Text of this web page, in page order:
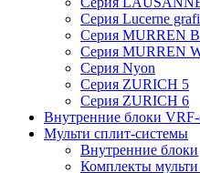
Серия Lucerne
Серия MURREN
Серия MURREN
Серия Nyon
Серия ZURICH 5
Серия ZURICH 6
Внутренние блоки VRF-
Мульти сплит-системы
Внутренние блоки
Комплекты